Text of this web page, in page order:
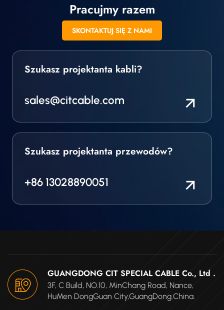
Pracujmy razem
SKONTAKTUJ SIĘ Z NAMI
Szukasz projektanta kabli?
sales@citcable.com
Szukasz projektanta przewodów?
+86 13028890051
GUANGDONG CIT SPECIAL CABLE Co., Ltd .
3F, C Build, NO.10, MinChang Road, Nance,
HuMen DongGuan City,GuangDong.China.